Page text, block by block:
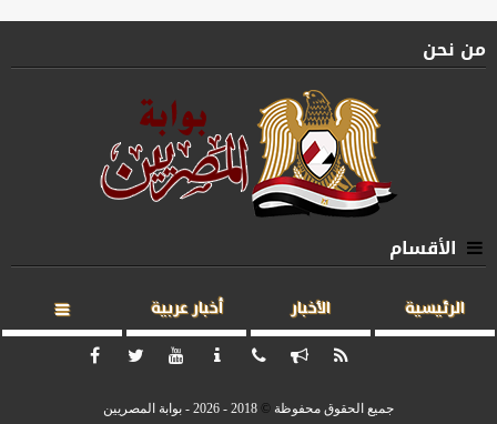
من نحن
الأقسام
الرئيسية الأخبار أخبار عربية
جميع الحقوق محفوظة ©